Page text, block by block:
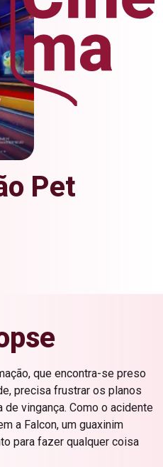
Pet
que encontra-se preso
precisa frustrar os planos
vingança. Como o acidente
a Falcon, um guaxinim
para fazer qualquer coisa